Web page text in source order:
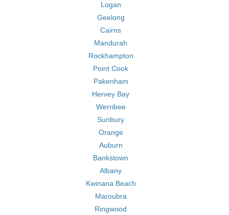
Logan
Geelong
Cairns
Mandurah
Rockhampton
Point Cook
Pakenham
Hervey Bay
Werribee
Sunbury
Orange
Auburn
Bankstown
Albany
Kwinana Beach
Maroubra
Ringwood